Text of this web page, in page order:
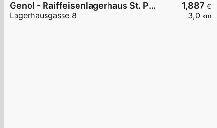
1,887 €
3,0 km
Genol - Raiffeisenlagerhaus St. Pölten
Lagerhausgasse 8